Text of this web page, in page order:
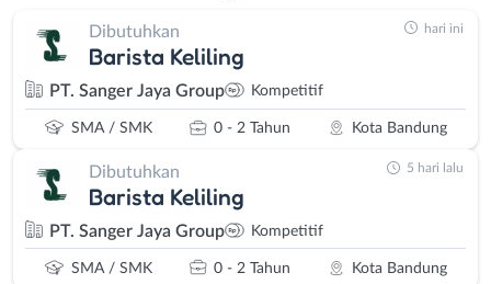
Dibutuhkan
Barista Keliling
PT. Sanger Jaya Group Kompetitif
SMA / SMK 0 - 2 Tahun Kota Bandung
hari ini
Dibutuhkan
Barista Keliling
PT. Sanger Jaya Group Kompetitif
SMA / SMK 0 - 2 Tahun Kota Bandung
5 hari lalu